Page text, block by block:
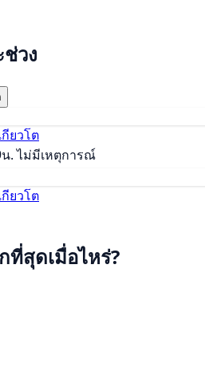
วง
ยวโต
. ไม่มีเหตุการณ์
ยวโต
ที่สุดเมื่อไหร่?